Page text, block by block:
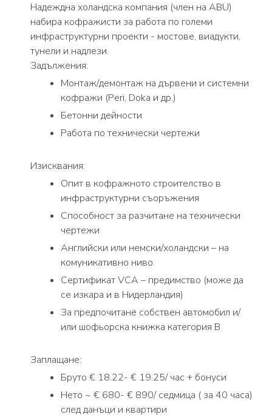
Надеждна холандска компания (член на ABU)
набира кофражисти за работа по големи
инфраструктурни проекти - мостове, виадукти,
тунели и надлези.
Задължения:
Монтаж/демонтаж на дървени и системни
кофражи (Peri, Doka и др.)
Бетонни дейности
Работа по технически чертежи
Изисквания:
Опит в кофражното строителство в
инфраструктурни съоръжения
Способност за разчитане на технически
чертежи
Английски или немски/холандски – на
комуникативно ниво
Сертификат VCA – предимство (може да
се изкара и в Нидерландия)
За предпочитане собствен автомобил и/
или шофьорска книжка категория B
Заплащане:
Бруто € 18.22- € 19.25/ час + бонуси
Нето ~ € 680- € 890/ седмица ( за 40 часа)
след данъци и квартири